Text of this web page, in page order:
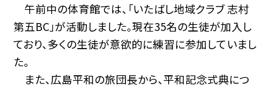
午前中の体育館では、「いたばし地域クラブ 志村
第五BC」が活動しました。現在35名の生徒が加入し
ており、多くの生徒が意欲的に練習に参加していまし
た。
また、広島平和の旅団長から、平和記念式典につ